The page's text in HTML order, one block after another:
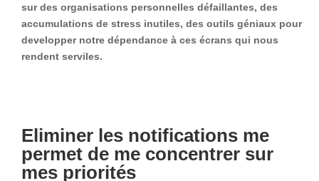
sur des organisations personnelles défaillantes, des
accumulations de stress inutiles, des outils géniaux pour
developper notre dépendance à ces écrans qui nous
rendent serviles.
Eliminer les notifications me
permet de me concentrer sur
mes priorités